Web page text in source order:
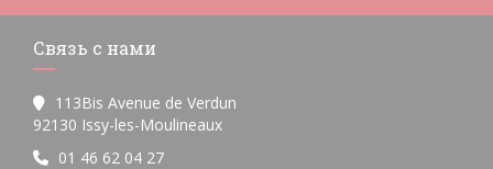
Связь с нами
113Bis Avenue de Verdun
92130 Issy-les-Moulineaux((открывается в новом окне))
01 46 62 04 27